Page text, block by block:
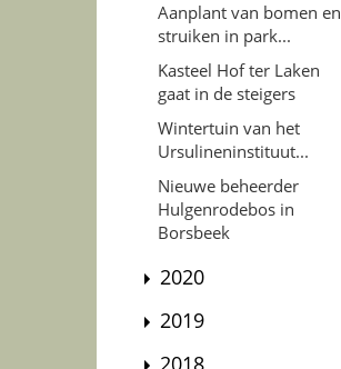
Aanplant van bomen en
struiken in park...
Kasteel Hof ter Laken
gaat in de steigers
Wintertuin van het
Ursulineninstituut...
Nieuwe beheerder
Hulgenrodebos in
Borsbeek
2020
2019
2018